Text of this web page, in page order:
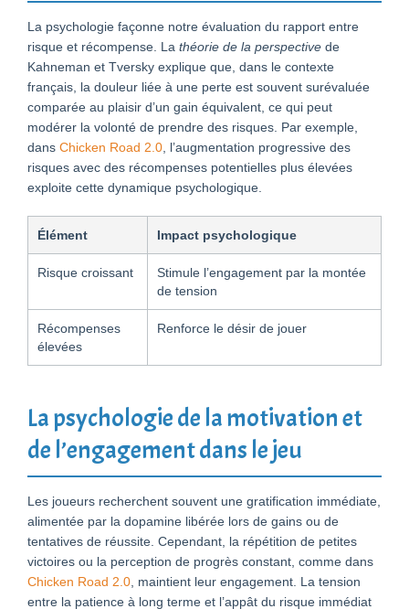
La psychologie façonne notre évaluation du rapport entre
risque et récompense. La théorie de la perspective de
Kahneman et Tversky explique que, dans le contexte
français, la douleur liée à une perte est souvent surévaluée
comparée au plaisir d’un gain équivalent, ce qui peut
modérer la volonté de prendre des risques. Par exemple,
dans Chicken Road 2.0 , l’augmentation progressive des
risques avec des récompenses potentielles plus élevées
exploite cette dynamique psychologique.
Élément Impact psychologique
Risque croissant
Stimule l’engagement par la montée
de tension
Récompenses
élevées
Renforce le désir de jouer
La psychologie de la motivation et
de l’engagement dans le jeu
Les joueurs recherchent souvent une gratification immédiate,
alimentée par la dopamine libérée lors de gains ou de
tentatives de réussite. Cependant, la répétition de petites
victoires ou la perception de progrès constant, comme dans
Chicken Road 2.0 , maintient leur engagement. La tension
entre la patience à long terme et l’appât du risque immédiat